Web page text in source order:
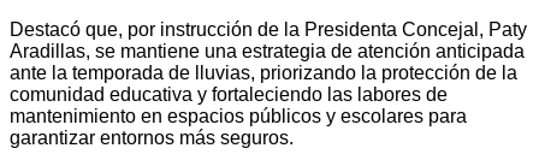
Destacó que, por instrucción de la Presidenta Concejal, Paty
Aradillas, se mantiene una estrategia de atención anticipada
ante la temporada de lluvias, priorizando la protección de la
comunidad educativa y fortaleciendo las labores de
mantenimiento en espacios públicos y escolares para
garantizar entornos más seguros.